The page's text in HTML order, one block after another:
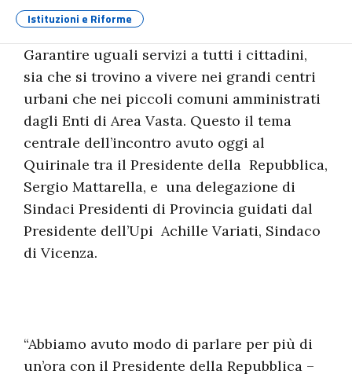
Istituzioni e Riforme
Garantire uguali servizi a tutti i cittadini,
sia che si trovino a vivere nei grandi centri
urbani che nei piccoli comuni amministrati
dagli Enti di Area Vasta. Questo il tema
centrale dell’incontro avuto oggi al
Quirinale tra il Presidente della Repubblica,
Sergio Mattarella, e una delegazione di
Sindaci Presidenti di Provincia guidati dal
Presidente dell’Upi Achille Variati, Sindaco
di Vicenza.
“Abbiamo avuto modo di parlare per più di
un’ora con il Presidente della Repubblica –